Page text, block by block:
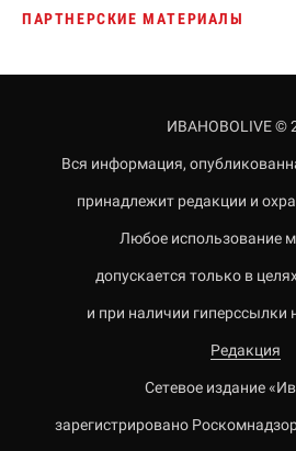
ПАРТНЕРСКИЕ МАТЕРИАЛЫ
ИВАНОВОLIVE ©
Вся информация,
принадлежит редакции и
Любое использование
допускается только в
и при наличии гиперссылки
Редакция
Сетевое издание
зарегистрировано